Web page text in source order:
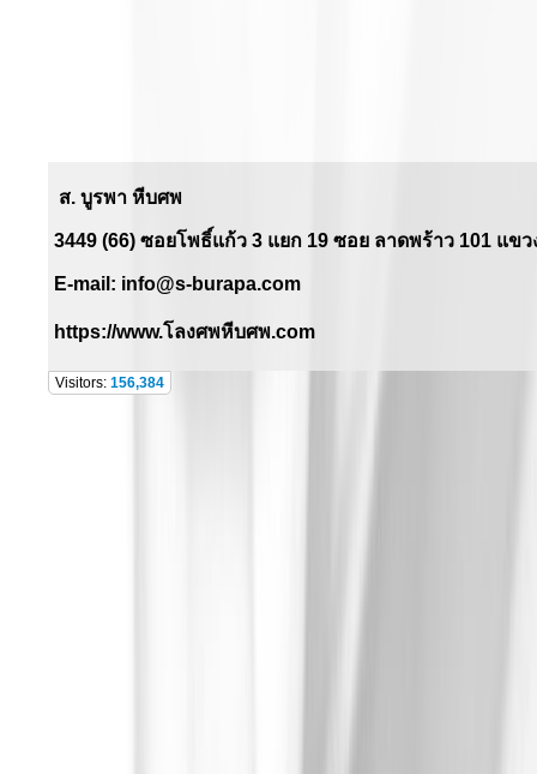
ส. บูรพา หีบศพ
3449 (66) ซอยโพธิ์แก้ว 3 แยก 19 ซอย ลาดพร้าว 101 แขว
E-mail: info@s-burapa.com
https://www.โลงศพหีบศพ.com
Visitors: 156,384